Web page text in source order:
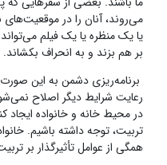
می‌روند، آنان را در
یا یک منظره یا یک فیلم می‌تواند
بر هم بزند و به انحراف بکشاند.
برنامه‌ریزی دشمن به این صورت
رعایت شرایط دیگر اصلاح
در محیط خانه و خانواده ایجاد
تربیت‌، توجه داشته باشیم.
همگی از عوامل تأثیرگذار بر